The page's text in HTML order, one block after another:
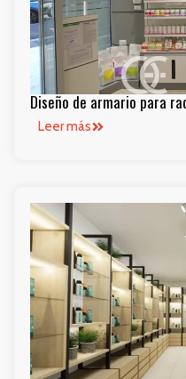
Diseño de armario para
Leer más